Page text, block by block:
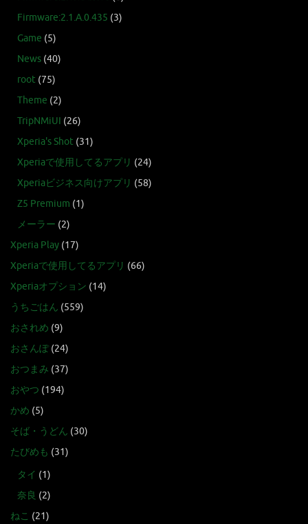
Firmware:2.1.A.0.435 (3)
Game (5)
News (40)
root (75)
Theme (2)
TripNMiUI (26)
Xperia's Shot (31)
Xperiaで使用してるアプリ (24)
Xperiaビジネス向けアプリ (58)
Z5 Premium (1)
メーラー (2)
Xperia Play (17)
Xperiaで使用してるアプリ (66)
Xperiaオプション (14)
うちごはん (559)
おされめ (9)
おさんぽ(24)
おつまみ (37)
おやつ (194)
かめ (5)
そば・うどん (30)
たびめも (31)
タイ (1)
奈良 (2)
ねこ (21)